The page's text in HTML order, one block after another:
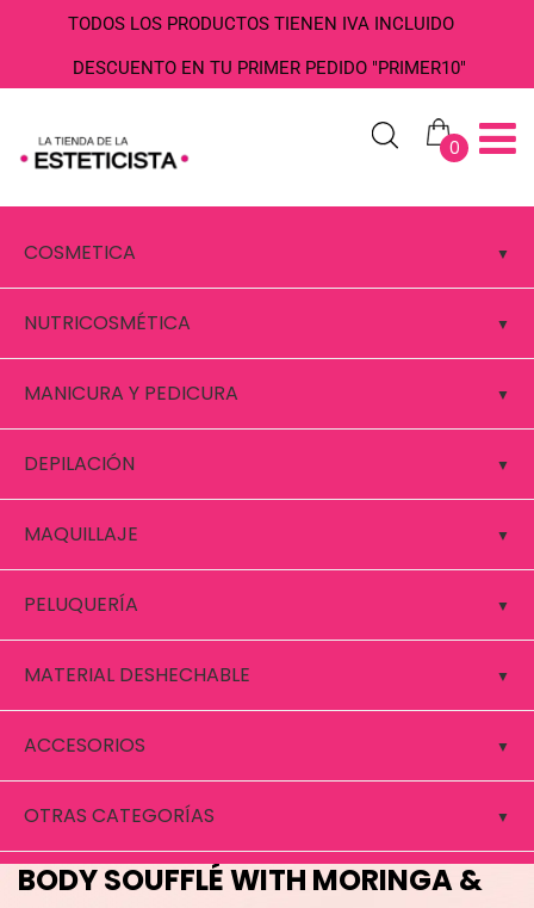
TODOS LOS PRODUCTOS TIENEN IVA INCLUIDO
DESCUENTO EN TU PRIMER PEDIDO "PRIMER10"
0
COSMETICA
NUTRICOSMÉTICA
MANICURA Y PEDICURA
DEPILACIÓN
MAQUILLAJE
PELUQUERÍA
MATERIAL DESHECHABLE
ACCESORIOS
OTRAS CATEGORÍAS
BODY SOUFFLÉ WITH MORINGA &